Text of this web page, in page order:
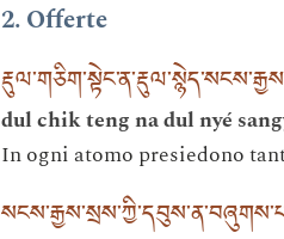
2. Offerte
dul chik teng na dul nyé
In ogni atomo presiedono